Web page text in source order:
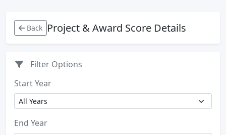
Back Project & Award Score Details
Filter Options
Start Year
End Year